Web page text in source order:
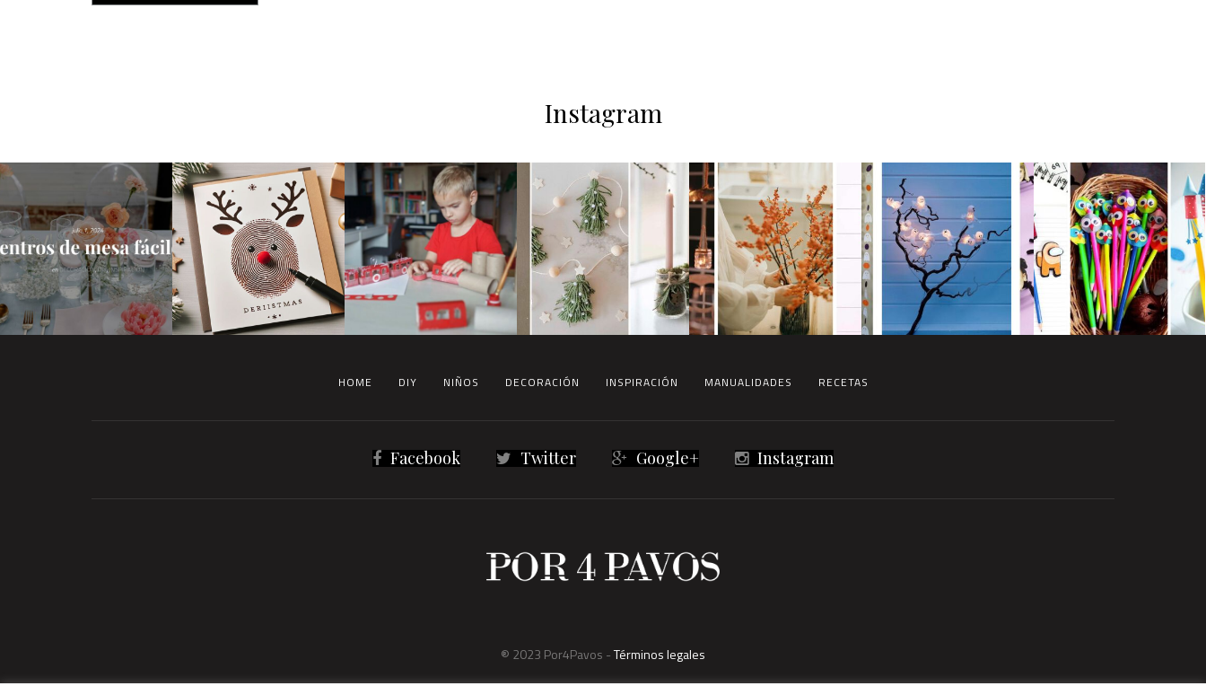
Instagram
HOME DIY NIÑOS DECORACIÓN INSPIRACIÓN MANUALIDADES RECETAS
Facebook Twitter Google+ Instagram
® 2023 Por4Pavos -Términos legales